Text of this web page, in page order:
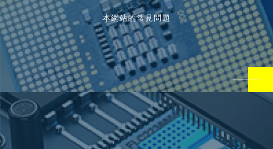
本網站的常見問題